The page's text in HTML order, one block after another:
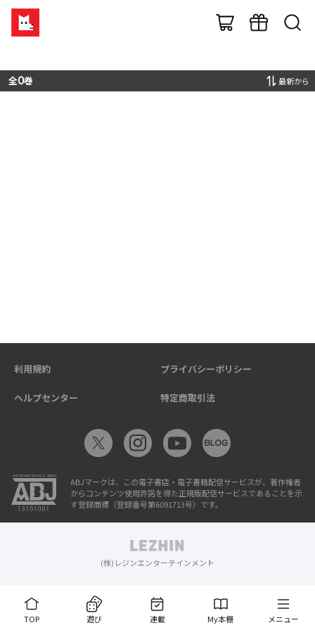
全0巻 最新から
TOP 遊び 連載 My本棚 メニュー
利用規約 プライバシーポリシー
ヘルプセンター 特定商取引法
ABJマークは、この電子書店・電子書籍配信サービスが、著作権者
からコンテンツ使用許諾を得た正規版配信サービスであることを示
す登録商標（登録番号第6091713号）です。
(株)レジンエンターテインメント